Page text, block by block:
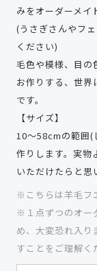
みをオーダーメイ
(うさぎさんやフ
ください)
毛色や模様、目の
お作りする、世界
です。
【サイズ】
10〜58cmの範囲(
作りします。実物
いただけたらと思
※こちらは羊毛フ
※１点ずつのオー
め、大変恐れ入り
すことをご理解く